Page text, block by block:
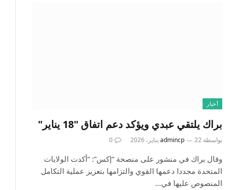
أخبار
براك يلتقي عبدي ويؤكد دعم اتفاق "18 يناير"
بواسطة admincp 22 يناير، 2026 0
وقال براك في منشور على منصحة “إكس”: “أكدت الولايات
المتحدة مجددا دعمها القوي والتزامها بتعزيز عملية التكامل
المنصوص عليها في…